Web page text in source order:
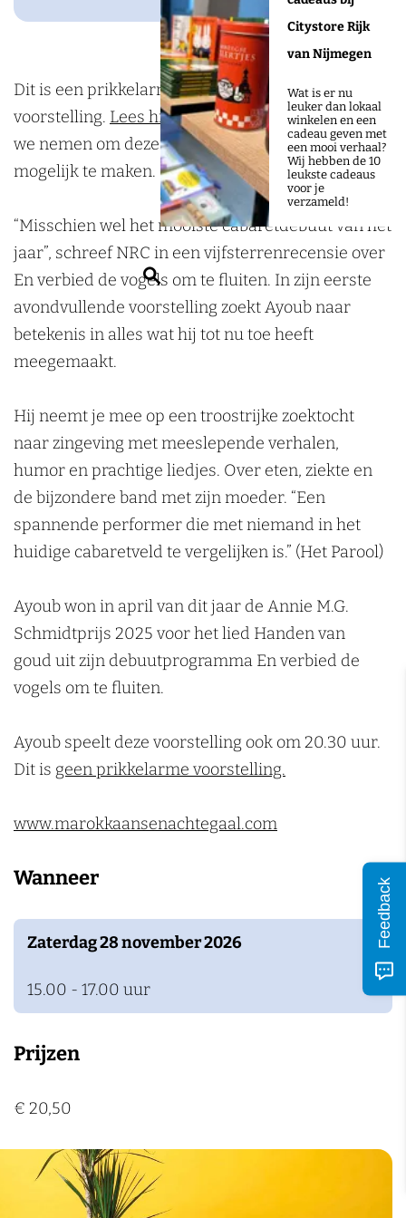
Citystore Rijk
van Nijmegen
Wat is er nu
leuker dan lokaal
winkelen en een
cadeau geven met
een mooi verhaal?
Wij hebben de 10
leukste cadeaus
voor je
verzameld!
Z
o
e
n
k
h
a
c
h
h
a
c
h
k
h
a
c
c
h
r
k
h
a
h
o
D
e
L
i
d
e
n
b
e
r
d
n
b
e
r
r
m
D
e
L
n
d
e
n
b
e
g
i
D
e
L
i
d
e
n
b
e
Dit is een prikkelarme middageditie van de
voorstelling. Lees hieronderwelke maatregelen
we nemen om deze voorstelling zo prikkelarm
mogelijk te maken.
“Misschien wel het mooiste cabaretdebuut van het
jaar”, schreef NRC in een vijfsterrenrecensie over
En verbied de vogels om te fluiten. In zijn eerste
avondvullende voorstelling zoekt Ayoub naar
betekenis in alles wat hij tot nu toe heeft
meegemaakt.
Hij neemt je mee op een troostrijke zoektocht
naar zingeving met meeslepende verhalen,
humor en prachtige liedjes. Over eten, ziekte en
de bijzondere band met zijn moeder. “Een
spannende performer die met niemand in het
huidige cabaretveld te vergelijken is.” (Het Parool)
Ayoub won in april van dit jaar de Annie M.G.
Schmidtprijs 2025 voor het lied Handen van
goud uit zijn debuutprogramma En verbied de
vogels om te fluiten.
Ayoub speelt deze voorstelling ook om 20.30 uur.
Dit is geen prikkelarme voorstelling.
www.marokkaansenachtegaal.com
Wanneer
Zaterdag 28 november 2026
15.00 - 17.00 uur
Prijzen
€ 20,50
Feedback